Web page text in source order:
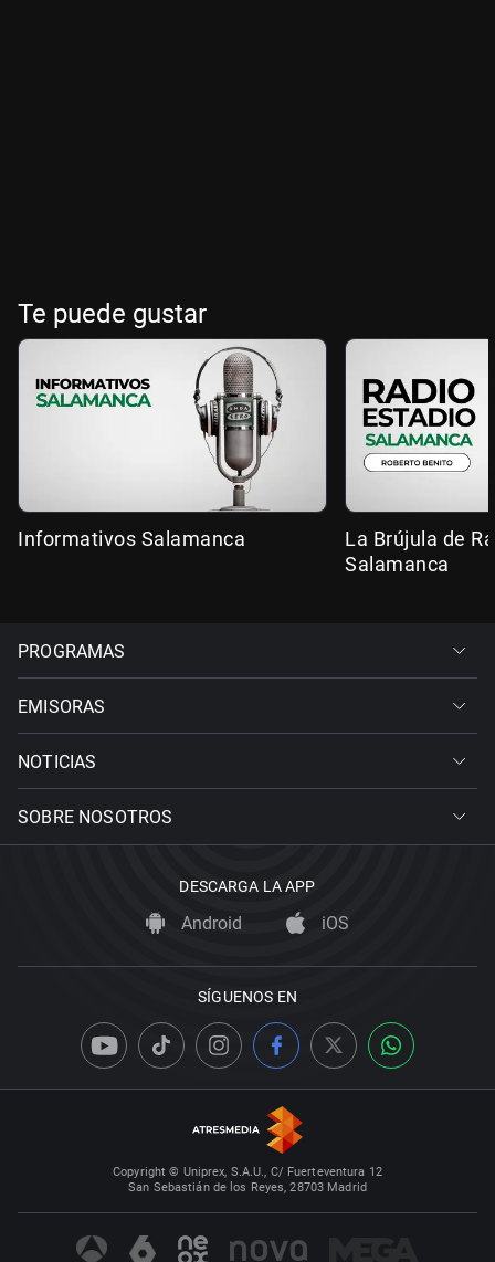
Te puede gustar
Informativos Salamanca
La Brújula de
Salamanca
PROGRAMAS
EMISORAS
NOTICIAS
SOBRE NOSOTROS
DESCARGA LA APP
Android iOS
SÍGUENOS EN
Copyright © Uniprex, S.A.U., C/ Fuerteventura 12
San Sebastián de los Reyes, 28703 Madrid